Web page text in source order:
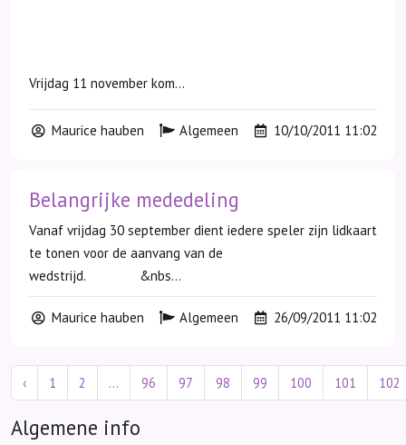
Vrijdag 11 november kom...
Maurice hauben Algemeen 10/10/2011 11:02
Belangrijke mededeling
Vanaf vrijdag 30 september dient iedere speler zijn lidkaart
te tonen voor de aanvang van de
wedstrijd. &nbs...
Maurice hauben Algemeen 26/09/2011 11:02
‹ 1 2 ... 96 97 98 99 100 101 102
Algemene info